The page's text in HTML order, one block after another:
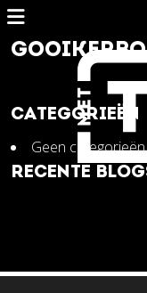
CATEGORIEËN
Geen categorieën
RECENTE